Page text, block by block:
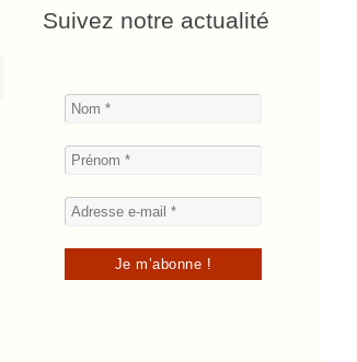
Suivez notre actualité